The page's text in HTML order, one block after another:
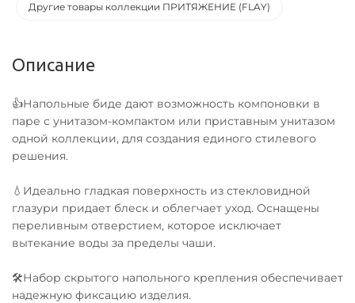
Другие товары коллекции ПРИТЯЖЕНИЕ (FLAY)
Описание
👍Напольные биде дают возможность компоновки в
паре с унитазом-компактом или приставным унитазом
одной коллекции, для создания единого стилевого
решения.
💧Идеально гладкая поверхность из стекловидной
глазури придает блеск и облегчает уход. Оснащены
переливным отверстием, которое исключает
вытекание воды за пределы чаши.
🛠Набор скрытого напольного крепления обеспечивает
надежную фиксацию изделия.